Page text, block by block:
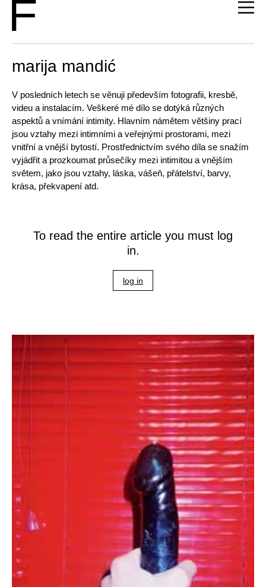
marija mandić
V posledních letech se věnuji především fotografii, kresbě,
videu a instalacím. Veškeré mé dílo se dotýká různých
aspektů a vnímání intimity. Hlavním námětem většiny prací
jsou vztahy mezi intimními a veřejnými prostorami, mezi
vnitřní a vnější bytostí. Prostřednictvím svého díla se snažím
vyjádřit a prozkoumat průsečíky mezi intimitou a vnějším
světem, jako jsou vztahy, láska, vášeň, přátelství, barvy,
krása, překvapení atd.
To read the entire article you must log
in.
log in